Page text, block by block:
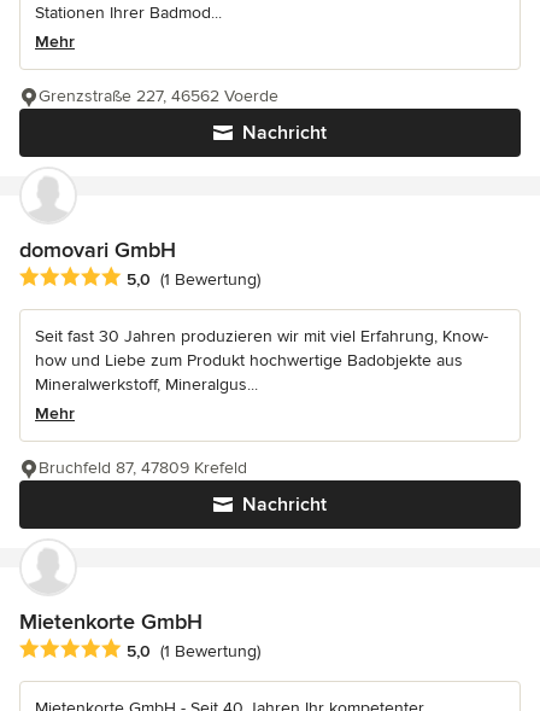
Stationen Ihrer Badmod...
Mehr
Nachricht
Grenzstraße 227, 46562 Voerde
domovari GmbH
Durchschnittliche Bewertung: 5 von 5 Sternen
5,0 (1 Bewertung)
Seit fast 30 Jahren produzieren wir mit viel Erfahrung, Know-
how und Liebe zum Produkt hochwertige Badobjekte aus
Mineralwerkstoff, Mineralgus...
Mehr
Nachricht
Bruchfeld 87, 47809 Krefeld
Mietenkorte GmbH
Durchschnittliche Bewertung: 5 von 5 Sternen
5,0 (1 Bewertung)